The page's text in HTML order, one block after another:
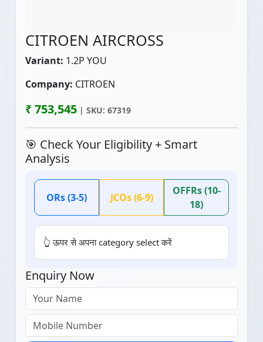
CITROEN AIRCROSS
Variant: 1.2P YOU
Company: CITROEN
₹ 753,545 | SKU: 67319
🎯 Check Your Eligibility + Smart
Analysis
ORs (3-5) JCOs (6-9)
OFFRs (10-
18)
👆 ऊपर से अपना category select करें
Enquiry Now